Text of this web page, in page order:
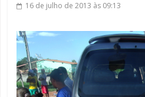
16 de julho de 2013 às 09:13